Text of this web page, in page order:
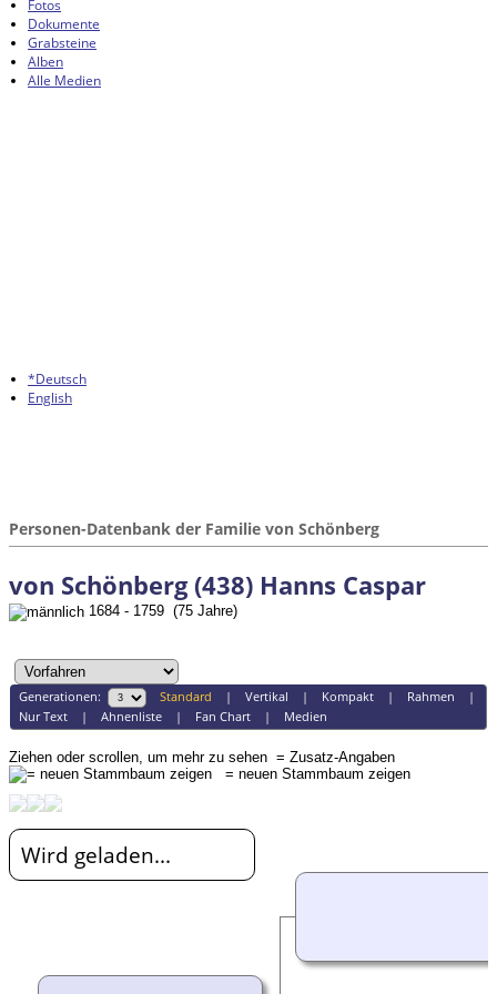
Fotos
Dokumente
Grabsteine
Alben
Alle Medien
*Deutsch
English
Personen-Datenbank der Familie von Schönberg
von Schönberg (438) Hanns Caspar
1684 - 1759 (75 Jahre)
Generationen: Standard | Vertikal | Kompakt| Rahmen |
Nur Text| Ahnenliste| Fan Chart| Medien
Ziehen oder scrollen, um mehr zu sehen = Zusatz-Angaben
= neuen Stammbaum zeigen
Wird geladen...